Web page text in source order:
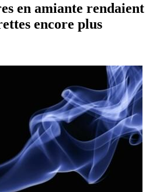
en amiante rendaient
encore plus